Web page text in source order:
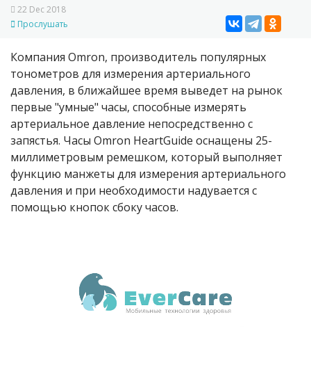
22 Dec 2018
Прослушать
Компания Omron, производитель популярных
тонометров для измерения артериального
давления, в ближайшее время выведет на рынок
первые "умные" часы, способные измерять
артериальное давление непосредственно с
запястья. Часы Omron HeartGuide оснащены 25-
миллиметровым ремешком, который выполняет
функцию манжеты для измерения артериального
давления и при необходимости надувается с
помощью кнопок сбоку часов.